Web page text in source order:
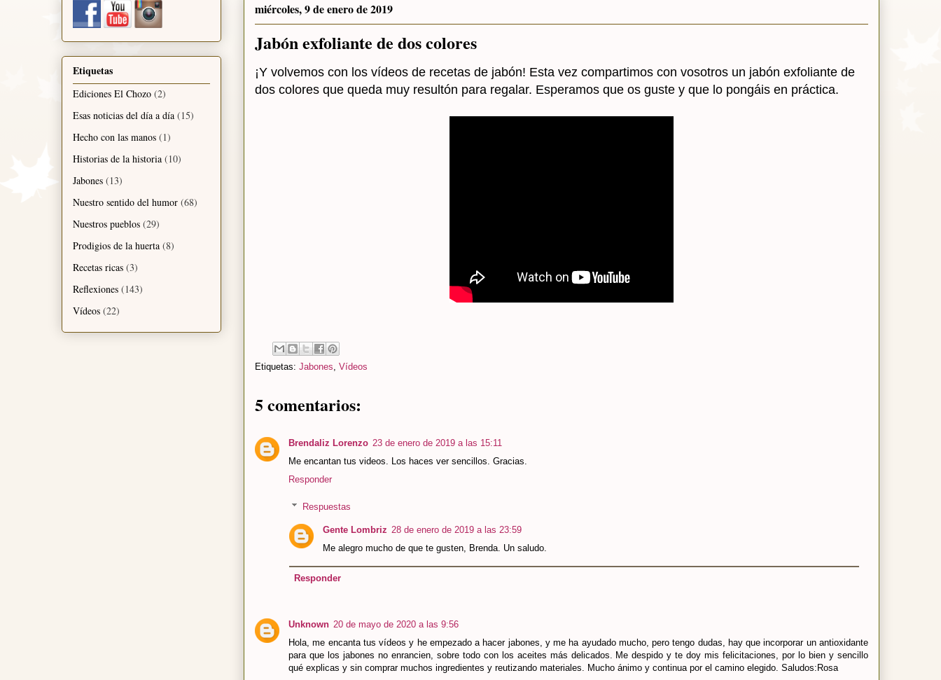
miércoles, 9 de enero de 2019
Jabón exfoliante de dos colores
¡Y volvemos con los vídeos de recetas de jabón! Esta vez compartimos con vosotros un jabón exfoliante de
dos colores que queda muy resultón para regalar. Esperamos que os guste y que lo pongáis en práctica.
Etiquetas: Jabones, Vídeos
5 comentarios:
Brendaliz Lorenzo 23 de enero de 2019 a las 15:11
Me encantan tus videos. Los haces ver sencillos. Gracias.
Responder
Respuestas
Gente Lombriz 28 de enero de 2019 a las 23:59
Me alegro mucho de que te gusten, Brenda. Un saludo.
Responder
Unknown 20 de mayo de 2020 a las 9:56
Hola, me encanta tus vídeos y he empezado a hacer jabones, y me ha ayudado mucho, pero tengo dudas, hay que incorporar un antioxidante
para que los jabones no enrancien, sobre todo con los aceites más delicados. Me despido y te doy mis felicitaciones, por lo bien y sencillo
qué explicas y sin comprar muchos ingredientes y reutizando materiales. Mucho ánimo y continua por el camino elegido. Saludos:Rosa
Etiquetas
Ediciones El Chozo (2)
Esas noticias del día a día (15)
Hecho con las manos (1)
Historias de la historia (10)
Jabones (13)
Nuestro sentido del humor (68)
Nuestros pueblos (29)
Prodigios de la huerta (8)
Recetas ricas (3)
Reflexiones (143)
Vídeos (22)